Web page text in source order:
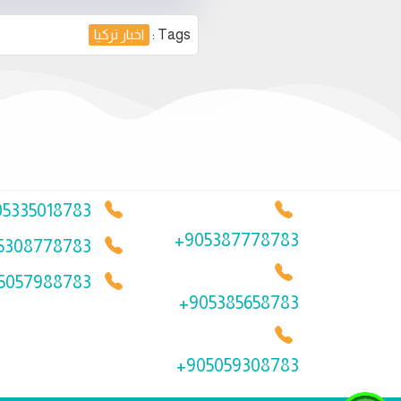
Tags : اخبار تركيا
+905387778783
+905385658783
+905059308783